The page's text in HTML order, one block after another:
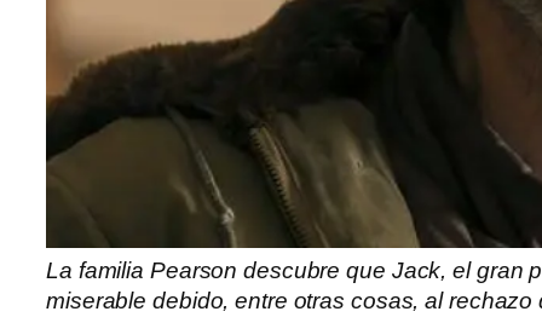
La familia Pearson descubre que Jack, el gran
miserable debido, entre otras cosas, al rechazo